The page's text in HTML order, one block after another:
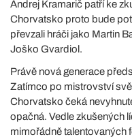
Andrej Kramarič patří ke
Chorvatsko proto bude
převzali hráči jako Martin
Joško Gvardiol.
Právě nová generace
Zatímco po mistrovství
Chorvatsko čeká
opačná. Vedle zkušených
mimořádně talentovaných